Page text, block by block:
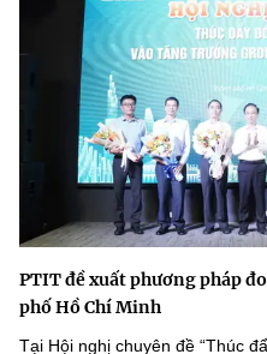
PTIT đề xuất phương pháp
phố Hồ Chí Minh
Tại Hội nghị chuyên đề “Thúc